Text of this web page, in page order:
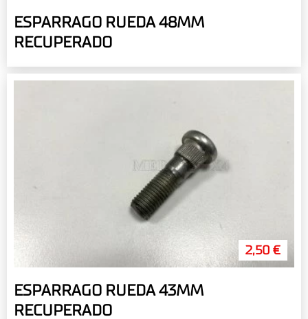
ESPARRAGO RUEDA 48MM
RECUPERADO
2,50 €
ESPARRAGO RUEDA 43MM
RECUPERADO